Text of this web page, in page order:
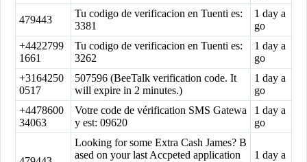
479443
Tu codigo de verificacion en Tuenti es:
3381
1 day a
go
+4422799
1661
Tu codigo de verificacion en Tuenti es:
3262
1 day a
go
+3164250
0517
507596 (BeeTalk verification code. It
will expire in 2 minutes.)
1 day a
go
+4478600
34063
Votre code de vérification SMS Gatewa
y est: 09620
1 day a
go
Looking for some Extra Cash James? B
ased on your last Accpeted application
1 day a